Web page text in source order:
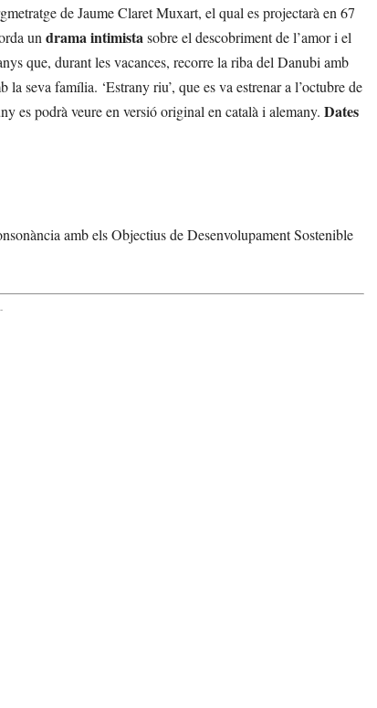
de Jaume Claret Muxart, el qual es projectarà en 67
undrama intimistasobre el descobriment de l’amor i el
que, durant les vacances, recorre la riba del Danubi amb
seva família. ‘Estrany riu’, que es va estrenar a l’octubre de
es podrà veure en versió original en català i alemany. Dates
amb els Objectius de Desenvolupament Sostenible